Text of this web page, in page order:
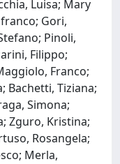
Luisa; Mary
Gori,
Pinoli,
Filippo;
Franco;
Bachetti, Tiziana;
Simona;
Zguro, Kristina;
Rosangela;
Merla,